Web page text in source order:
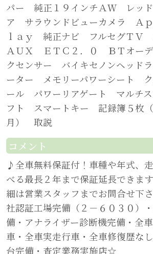
パー 純正１９インチＡＷ レッド
ア サラウンドビューカメラ Ａｐ
ｌａｙ 純正ナビ フルセグＴ
ＡＵＸ ＥＴＣ２．０ ＢＴオー
クセンサー バイキセノンヘッド
ーター メモリーパワーシート ク
ール パワーリアゲート マルチ
フト スマートキー 記録簿５枚（
月） 取説
コメント
♪全車無料保証付！車種や年式、
べる最長２年まで保証延長できま
細は営業スタッフまでお問合せ
社認証工場完備（２－６０３０）
備・アナライザー診断機完備・全
車・全車実走行車・全車修復歴な
台完備・査定業務実施店☆